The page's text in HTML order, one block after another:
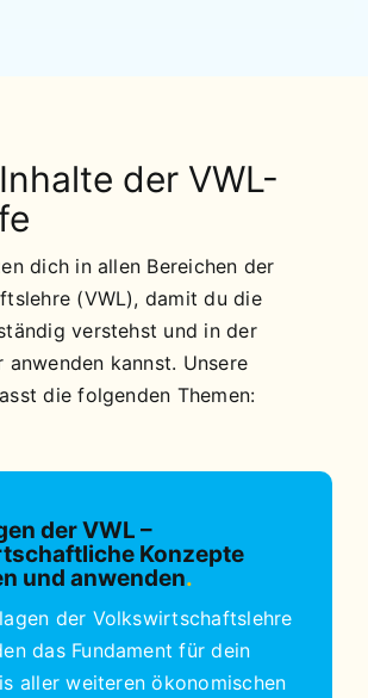
der VWL-
dich in allen Bereichen der
(VWL), damit du die
verstehst und in der
anwenden kannst. Unsere
die folgenden Themen:
der VWL –
Konzepte
und anwenden.
der Volkswirtschaftslehre
das Fundament für dein
aller weiteren ökonomischen